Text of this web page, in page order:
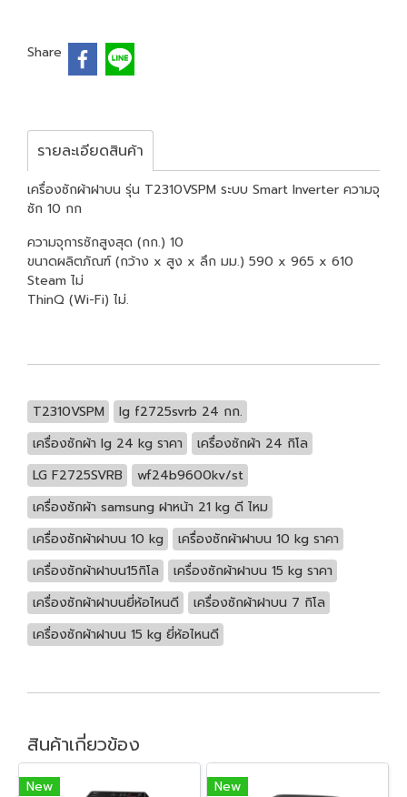
Share
รายละเอียดสินค้า
เครื่องซักผ้าฝาบน รุ่น T2310VSPM ระบบ Smart Inverter ความจุ
ซัก 10 กก
ความจุการซักสูงสุด (กก.) 10
ขนาดผลิตภัณฑ์ (กว้าง x สูง x ลึก มม.) 590 x 965 x 610
Steam ไม่
ThinQ (Wi-Fi) ไม่.
T2310VSPM
lg f2725svrb 24 กก.
เครื่องซักผ้า lg 24 kg ราคา
เครื่องซักผ้า 24 กิโล
LG F2725SVRB
wf24b9600kv/st
เครื่องซักผ้า samsung ฝาหน้า 21 kg ดี ไหม
เครื่องซักผ้าฝาบน 10 kg
เครื่องซักผ้าฝาบน 10 kg ราคา
เครื่องซักผ้าฝาบน15กิโล
เครื่องซักผ้าฝาบน 15 kg ราคา
เครื่องซักผ้าฝาบนยี่ห้อไหนดี
เครื่องซักผ้าฝาบน 7 กิโล
เครื่องซักผ้าฝาบน 15 kg ยี่ห้อไหนดี
สินค้าเกี่ยวข้อง
New New